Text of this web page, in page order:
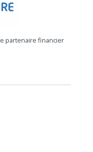
partenaire financier